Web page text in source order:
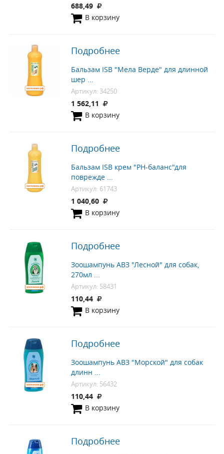
688,49
В корзину
Подробнее
Бальзам ISB "Мела Верде" для длинной
шер ...
Артикул: 34250
1 562,11
В корзину
Подробнее
Бальзам ISB крем "PH-баланс"для
поврежде ...
Артикул: 61743
1 040,60
В корзину
Подробнее
Зоошампунь АВЗ "Лесной" для собак,
270мл ...
Артикул: 58431
110,44
В корзину
Подробнее
Зоошампунь АВЗ "Морской" для собак
длинн ...
Артикул: 56432
110,44
В корзину
Подробнее